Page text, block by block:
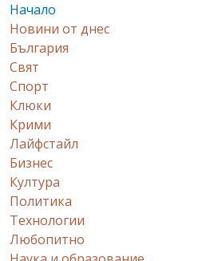
Начало
Новини от днес
България
Свят
Спорт
Клюки
Крими
Лайфстайл
Бизнес
Култура
Политика
Технологии
Любопитно